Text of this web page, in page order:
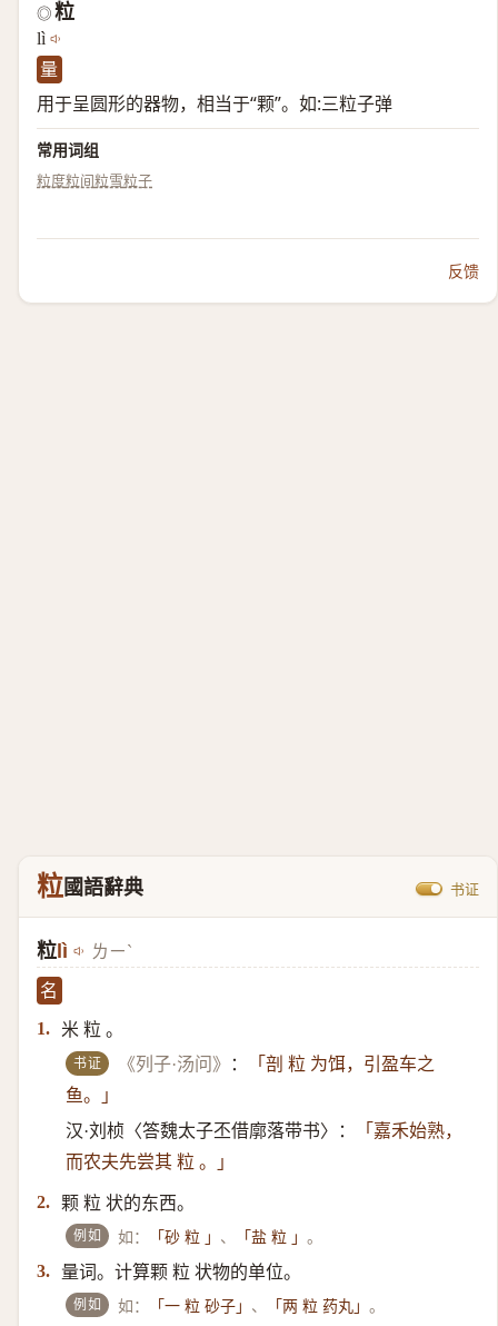
◎ 粒
lì
量
用于呈圆形的器物，相当于“颗”。如:三粒子弹
常用词组
粒度粒间粒雪粒子
反馈
粒國語辭典 书证
粒 lì ㄌㄧˋ
名
1.
米 粒 。
书证 《列子·汤问》 ：
「剖 粒 为饵，引盈车之
鱼。」
汉·刘桢〈答魏太子丕借廓落带书〉：
「嘉禾始熟，
而农夫先尝其 粒 。」
2. 颗 粒 状的东西。
例如 如： 「砂 粒 」 、 「盐 粒 」。
3. 量词。计算颗 粒 状物的单位。
例如 如： 「一 粒 砂子」 、 「两 粒 药丸」。